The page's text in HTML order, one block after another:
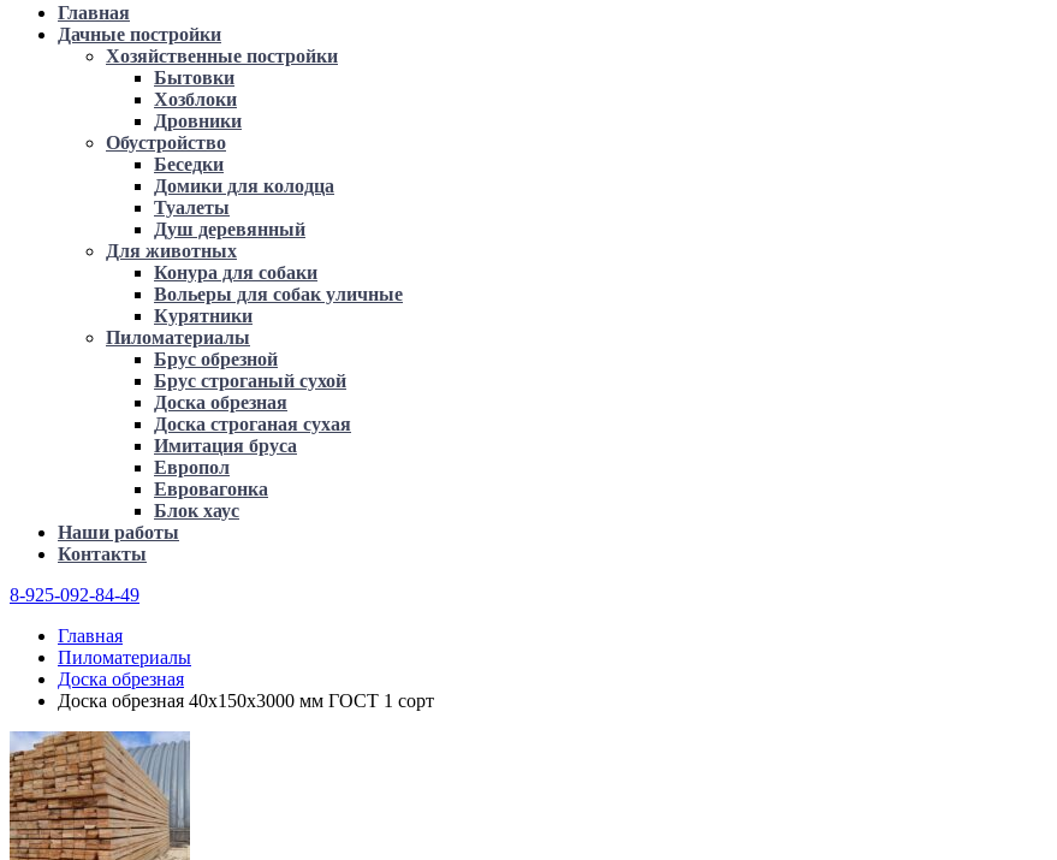
Главная
Дачные постройки
Хозяйственные постройки
Бытовки
Хозблоки
Дровники
Обустройство
Беседки
Домики для колодца
Туалеты
Душ деревянный
Для животных
Конура для собаки
Вольеры для собак уличные
Курятники
Пиломатериалы
Брус обрезной
Брус строганый сухой
Доска обрезная
Доска строганая сухая
Имитация бруса
Европол
Евровагонка
Блок хаус
Наши работы
Контакты
8-925-092-84-49
Главная
Пиломатериалы
Доска обрезная
Доска обрезная 40х150х3000 мм ГОСТ 1 сорт